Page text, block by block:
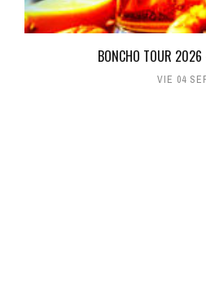
BONCHO TOUR 2026
VIE 04